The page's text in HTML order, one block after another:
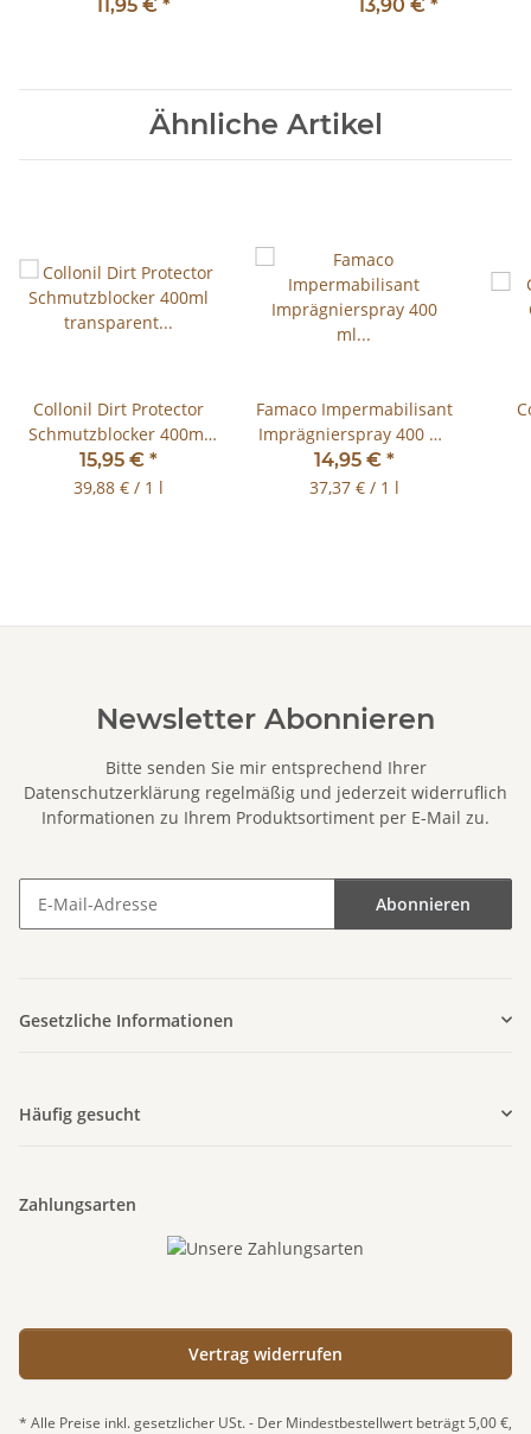
11,95 € * 13,90 € *
Ähnliche Artikel
Collonil Dirt Protector
Schmutzblocker 400ml
transparent Carbon Pro
15,95 € *
39,88 € / 1 l
Famaco Impermabilisant
Imprägnierspray 400 ml
Spraydose
Imprägnierung
14,95 € *
37,37 € / 1 l
Newsletter Abonnieren
Bitte senden Sie mir entsprechend Ihrer
Datenschutzerklärung regelmäßig und jederzeit widerruflich
Informationen zu Ihrem Produktsortiment per E-Mail zu.
Abonnieren
Gesetzliche Informationen
Häufig gesucht
Zahlungsarten
Vertrag widerrufen
* Alle Preise inkl. gesetzlicher USt. - Der Mindestbestellwert beträgt 5,00 €,